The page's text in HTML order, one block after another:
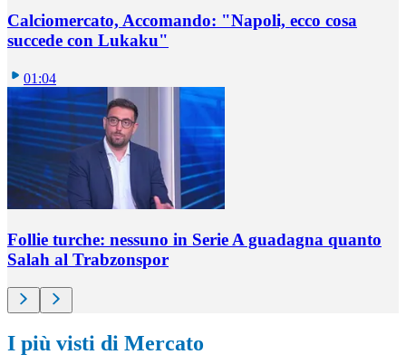
Calciomercato, Accomando: "Napoli, ecco cosa
succede con Lukaku"
01:04
Follie turche: nessuno in Serie A guadagna quanto
Salah al Trabzonspor
I più visti di Mercato